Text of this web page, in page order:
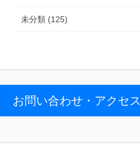
未分類 (125)
お問い合わせ・アクセス